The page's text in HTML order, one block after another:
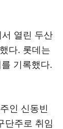
열린 두산
다. 롯데는
기록했다.
인 신동빈
단주로 취임